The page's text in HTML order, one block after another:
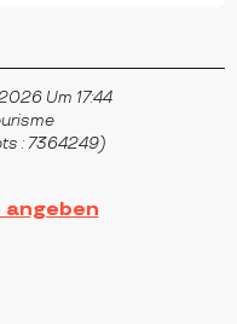
Um 17:44
:7364249)